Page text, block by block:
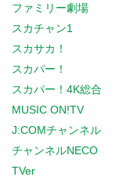
ファミリー劇場
スカチャン1
スカサカ！
スカパー！
スカパー！4K総合
MUSIC ON!TV
J:COMチャンネル
チャンネルNECO
TVer